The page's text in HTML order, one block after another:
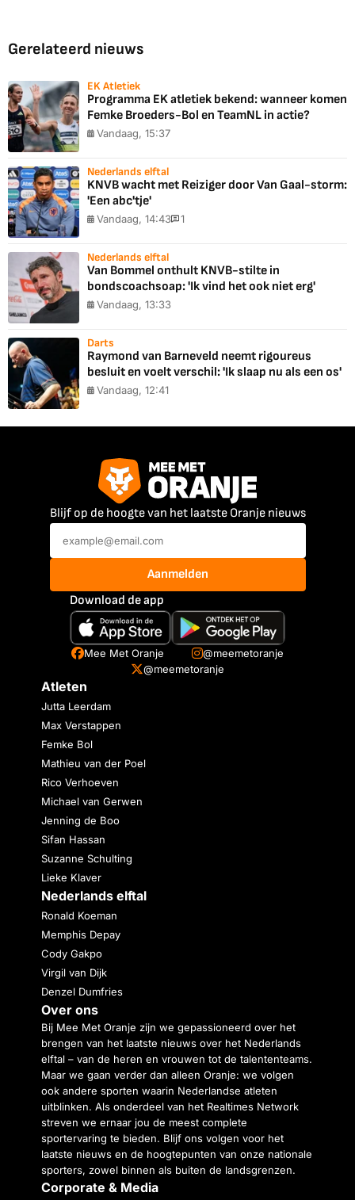
Gerelateerd nieuws
EK Atletiek
Programma EK atletiek bekend: wanneer komen
Femke Broeders-Bol en TeamNL in actie?
Vandaag, 15:37
Nederlands elftal
KNVB wacht met Reiziger door Van Gaal-storm:
'Een abc'tje'
Vandaag, 14:43 1
Nederlands elftal
Van Bommel onthult KNVB-stilte in
bondscoachsoap: 'Ik vind het ook niet erg'
Vandaag, 13:33
Darts
Raymond van Barneveld neemt rigoureus
besluit en voelt verschil: 'Ik slaap nu als een os'
Vandaag, 12:41
Blijf op de hoogte van het laatste Oranje nieuws
Aanmelden
Download de app
Mee Met Oranje
@meemetoranje
@meemetoranje
Atleten
Jutta Leerdam
Max Verstappen
Femke Bol
Mathieu van der Poel
Rico Verhoeven
Michael van Gerwen
Jenning de Boo
Sifan Hassan
Suzanne Schulting
Lieke Klaver
Nederlands elftal
Ronald Koeman
Memphis Depay
Cody Gakpo
Virgil van Dijk
Denzel Dumfries
Over ons
Bij Mee Met Oranje zijn we gepassioneerd over het
brengen van het laatste nieuws over het Nederlands
elftal – van de heren en vrouwen tot de talententeams.
Maar we gaan verder dan alleen Oranje: we volgen
ook andere sporten waarin Nederlandse atleten
uitblinken. Als onderdeel van het Realtimes Network
streven we ernaar jou de meest complete
sportervaring te bieden. Blijf ons volgen voor het
laatste nieuws en de hoogtepunten van onze nationale
sporters, zowel binnen als buiten de landsgrenzen.
Corporate & Media